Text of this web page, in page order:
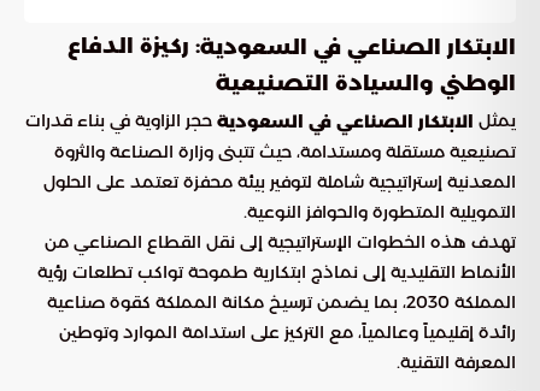
الابتكار الصناعي في السعودية: ركيزة الدفاع
الوطني والسيادة التصنيعية
يمثل الابتكار الصناعي في السعودية حجر الزاوية في بناء قدرات
تصنيعية مستقلة ومستدامة، حيث تتبنى وزارة الصناعة والثروة
المعدنية إستراتيجية شاملة لتوفير بيئة محفزة تعتمد على الحلول
التمويلية المتطورة والحوافز النوعية.
تهدف هذه الخطوات الإستراتيجية إلى نقل القطاع الصناعي من
الأنماط التقليدية إلى نماذج ابتكارية طموحة تواكب تطلعات رؤية
المملكة 2030، بما يضمن ترسيخ مكانة المملكة كقوة صناعية
رائدة إقليمياً وعالمياً، مع التركيز على استدامة الموارد وتوطين
المعرفة التقنية.